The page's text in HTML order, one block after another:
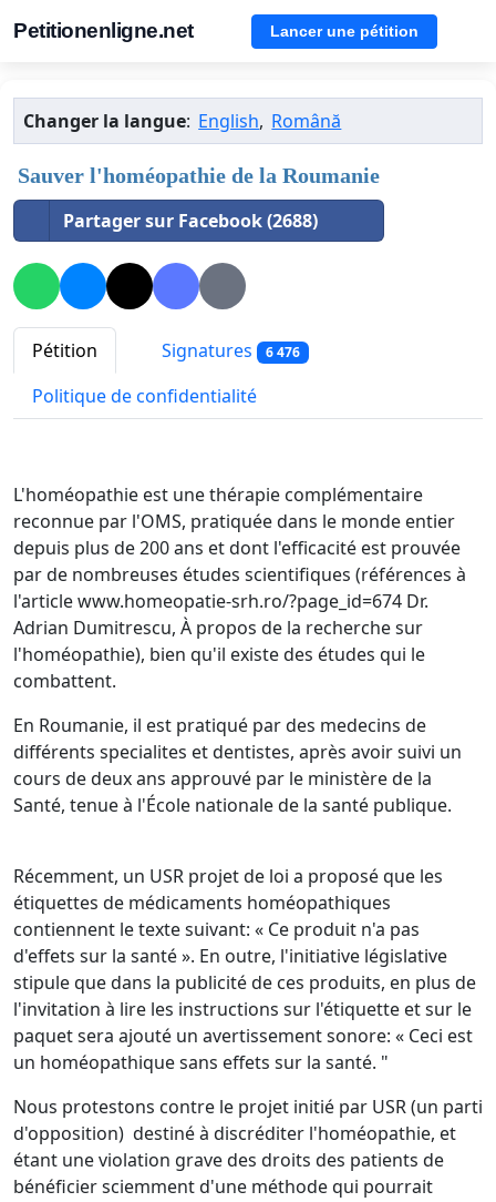
Petitionenligne.net Lancer une pétition
Changer la langue: English, Română
Sauver l'homéopathie de la Roumanie
Partager sur Facebook (2688)
Pétition Signatures 6 476
Politique de confidentialité
L'homéopathie est une thérapie complémentaire
reconnue par l'OMS, pratiquée dans le monde entier
depuis plus de 200 ans et dont l'efficacité est prouvée
par de nombreuses études scientifiques (références à
l'article www.homeopatie-srh.ro/?page_id=674 Dr.
Adrian Dumitrescu, À propos de la recherche sur
l'homéopathie), bien qu'il existe des études qui le
combattent.
En Roumanie, il est pratiqué par des medecins de
différents specialites et dentistes, après avoir suivi un
cours de deux ans approuvé par le ministère de la
Santé, tenue à l'École nationale de la santé publique.
Récemment, un USR projet de loi a proposé que les
étiquettes de médicaments homéopathiques
contiennent le texte suivant: « Ce produit n'a pas
d'effets sur la santé ». En outre, l'initiative législative
stipule que dans la publicité de ces produits, en plus de
l'invitation à lire les instructions sur l'étiquette et sur le
paquet sera ajouté un avertissement sonore: « Ceci est
un homéopathique sans effets sur la santé. "
Nous protestons contre le projet initié par USR (un parti
d'opposition) destiné à discréditer l'homéopathie, et
étant une violation grave des droits des patients de
bénéficier sciemment d'une méthode qui pourrait